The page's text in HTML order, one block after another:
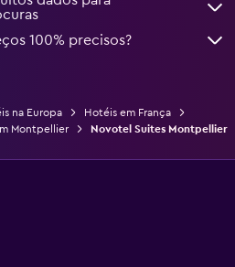
100% precisos?
na Europa
Hotéis em França
Montpellier Novotel Suites Montpellier